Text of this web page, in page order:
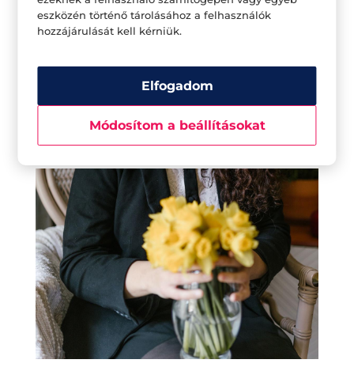
üde csokor is feldobhatja a hangulatot, de jót
Emellett persze azt se felejtsük el, hogy a
növények a toxinokat is kiszűrik és oxigént
bocsátanak ki, hogy könnyebben
lélegezhessünk.
eszközén történő tárolásához a felhasználók
hozzájárulását kell kérniük.
Elfogadom
Módosítom a beállításokat